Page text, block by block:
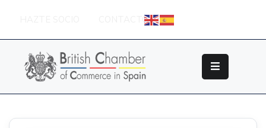
CONTACTO
Sobre
British
Chamber
Socios